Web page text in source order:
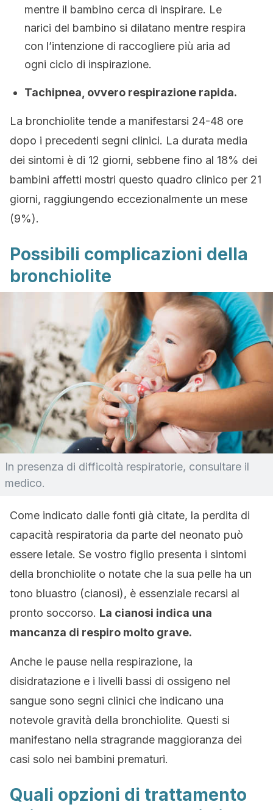
mentre il bambino cerca di inspirare. Le
narici del bambino si dilatano mentre respira
con l’intenzione di raccogliere più aria ad
ogni ciclo di inspirazione.
Tachipnea, ovvero respirazione rapida.
La bronchiolite tende a manifestarsi 24-48 ore
dopo i precedenti segni clinici. La durata media
dei sintomi è di 12 giorni, sebbene fino al 18% dei
bambini affetti mostri questo ​​quadro clinico per 21
giorni, raggiungendo eccezionalmente un mese
(9%).
Possibili complicazioni della
bronchiolite
In presenza di difficoltà respiratorie, consultare il
medico.
Come indicato dalle fonti già citate, la perdita di
capacità respiratoria da parte del neonato può
essere letale. Se vostro figlio presenta i sintomi
della bronchiolite o notate che la sua pelle ha un
tono bluastro (cianosi), è essenziale recarsi al
pronto soccorso. La cianosi indica una
mancanza di respiro molto grave.
Anche le pause nella respirazione, la
disidratazione e i livelli bassi di ossigeno nel
sangue sono segni clinici che indicano una
notevole gravità della bronchiolite. Questi si
manifestano nella stragrande maggioranza dei
casi solo nei bambini prematuri.
Quali opzioni di trattamento